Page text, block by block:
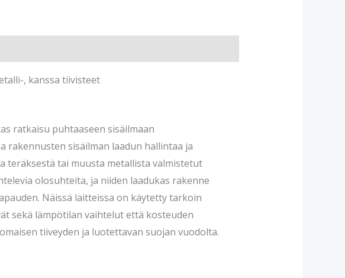
, kanssa tiivisteet
ratkaisu puhtaaseen sisäilmaan
rakennusten sisäilman laadun hallintaa ja
teräksestä tai muusta metallista valmistetut
olosuhteita, ja niiden laadukas rakenne
Näissä laitteissa on käytetty tarkoin
sekä lämpötilan vaihtelut että kosteuden
tiiveyden ja luotettavan suojan vuodolta.